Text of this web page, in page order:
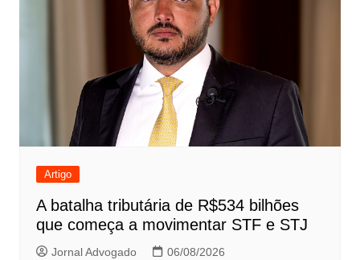
Artigo
A batalha tributária de R$534 bilhões
que começa a movimentar STF e STJ
Jornal Advogado 06/08/2026